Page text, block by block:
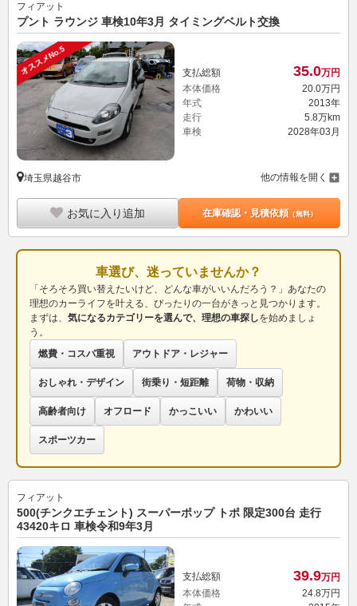
フィアット
プント ラウンジ 車検10年3月 タイミングベルト交換
オススメNo.5 支払総額 35.0万円
本体価格
20.0万円
年式
2013年
走行
5.8万km
車検
2028年03月
埼玉県越谷市 他の情報を開く
お気に入り追加 在庫確認・見積依頼（無料）
車選び、迷っていませんか？
「そろそろ買い替えたいけど、どんな車がいいんだろう？」あなたの
理想のカーライフを叶える、ぴったりの一台がきっと見つかります。
まずは、 気になるカテゴリーを選んで、理想の車探しを始めましょ
う。
燃費・コスパ重視
アウトドア・レジャー
おしゃれ・デザイン 街乗り・短距離 荷物・収納
高齢者向け オフロード かっこいい かわいい
スポーツカー
フィアット
500(チンクエチェント) スーパーポップ トポ 限定300台 走行
43420キロ 車検令和9年3月
支払総額 39.9万円
本体価格
24. 8万円